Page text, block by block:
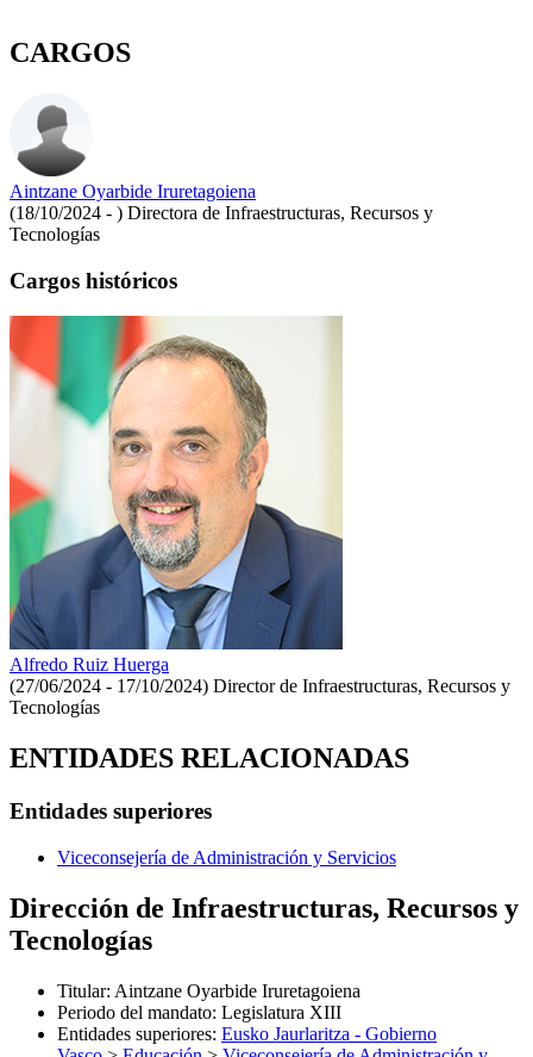
CARGOS
Aintzane Oyarbide Iruretagoiena
(18/10/2024 - ) Directora de Infraestructuras, Recursos y
Tecnologías
Cargos históricos
Alfredo Ruiz Huerga
(27/06/2024 - 17/10/2024) Director de Infraestructuras, Recursos y
Tecnologías
ENTIDADES RELACIONADAS
Entidades superiores
Viceconsejería de Administración y Servicios
Dirección de Infraestructuras, Recursos y
Tecnologías
Titular: Aintzane Oyarbide Iruretagoiena
Periodo del mandato: Legislatura XIII
Entidades superiores: Eusko Jaurlaritza - Gobierno